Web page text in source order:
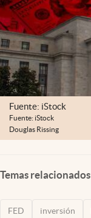
Fuente: iStock
Fuente: iStock
Douglas Rissing
Temas relacionados
FED inversión